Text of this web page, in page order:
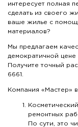
интересует полная
сделать из своего
ваше жилье с
материалов?
Мы предлагаем
демократичной
Получите точный
6661.
Компания «Мастер»
ремонтных
По сути, это